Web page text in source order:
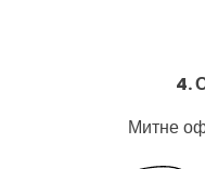
4.
Митне